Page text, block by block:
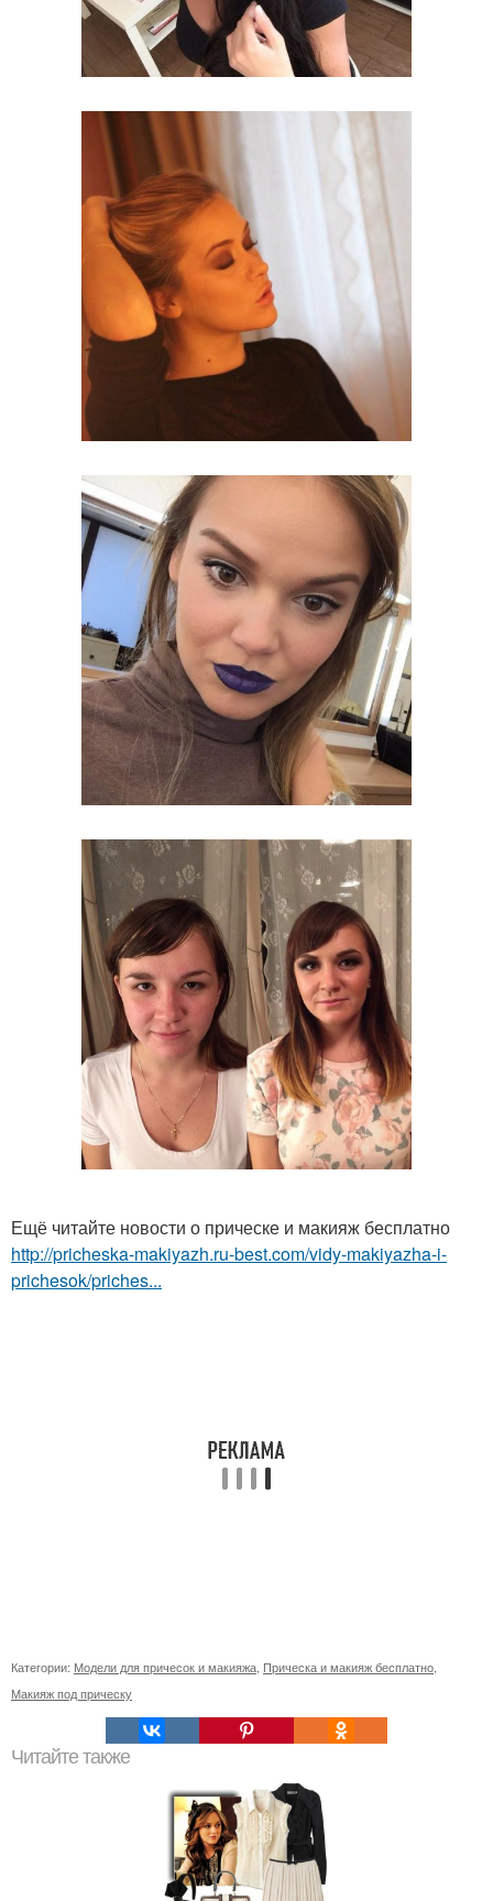
Ещё читайте новости о прическе и макияж бесплатно
http://pricheska-makiyazh.ru-best.com/vidy-makiyazha-i-
prichesok/priches...
Категории: Модели для причесок и макияжа Прическа и макияж бесплатно
Макияж под прическу
Читайте также